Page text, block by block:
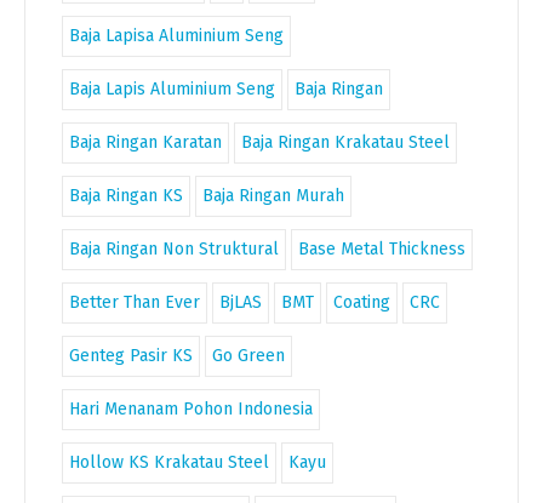
Baja Lapisa Aluminium Seng
Baja Lapis Aluminium Seng Baja Ringan
Baja Ringan Karatan Baja Ringan Krakatau Steel
Baja Ringan KS Baja Ringan Murah
Baja Ringan Non Struktural Base Metal Thickness
Better Than Ever BjLAS BMT Coating CRC
Genteg Pasir KS Go Green
Hari Menanam Pohon Indonesia
Hollow KS Krakatau Steel Kayu